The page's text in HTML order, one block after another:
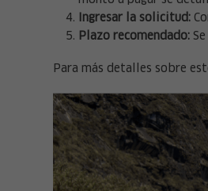
Ingresar la solicitud:
Plazo recomendado:
Para más detalles sobre